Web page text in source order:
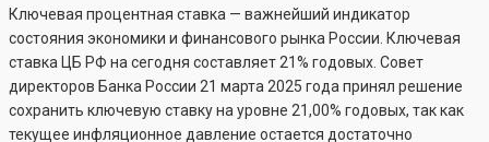
Ключевая процентная ставка — важнейший индикатор
состояния экономики и финансового рынка России. Ключевая
ставка ЦБ РФ на сегодня составляет 21% годовых. Совет
директоров Банка России 21 марта 2025 года принял решение
сохранить ключевую ставку на уровне 21,00% годовых, так как
текущее инфляционное давление остается достаточно